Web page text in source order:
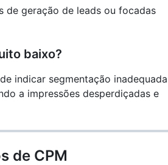
de geração de leads ou focadas
baixo?
indicar segmentação inadequada
a impressões desperdiçadas e
de CPM